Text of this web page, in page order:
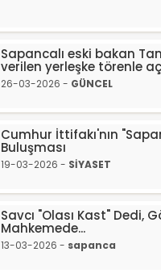
Sapancalı eski bakan
verilen yerleşke törenle
26-03-2026 - GÜNCEL
Cumhur İttifakı'nın
Buluşması
19-03-2026 - SİYASET
Savcı "Olası Kast" Dedi,
Mahkemede...
13-03-2026 - sapanca